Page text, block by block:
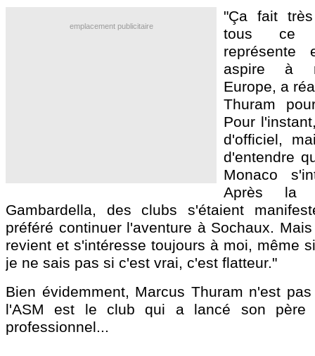
emplacement publicitaire
"Ça fait
tous ce
aspire à
Europe, a
Thuram
Pour
d'officiel,
d'entendre
Monaco
Après la
Gambardella, des clubs s'étaient
préféré continuer l'aventure à Sochaux.
revient et s'intéresse toujours à moi, même
je ne sais pas si c'est vrai, c'est flatteur."
Bien évidemment, Marcus Thuram n'est
l'ASM est le club qui a lancé son père
professionnel...